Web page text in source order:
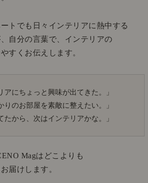
トでも日々インテリアに熱中する
自分の言葉で、インテリアの
すくお伝えします。
アにちょっと興味が出てきた。」
りのお部屋を素敵に整えたい。」
たから、次はインテリアかな。」
Magはどこよりも
届けします。